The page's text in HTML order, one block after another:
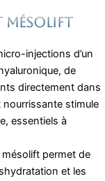
Mésolift
injections d’un
de
directement dans
stimule
essentiels à
mésolift permet de
et les